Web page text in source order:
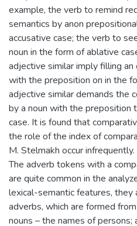
example, the verb to remind
semantics by anon
accusative case; the verb to
noun in the form of ablative
adjective similar imply filling
with the preposition on in the
adjective similar demands the
by a noun with the preposition
case. It is found that
the role of the index of
M. Stelmakh occur infrequently.
The adverb tokens with a
are quite common in the
lexical-semantic features,
adverbs, which are formed
nouns – the names of